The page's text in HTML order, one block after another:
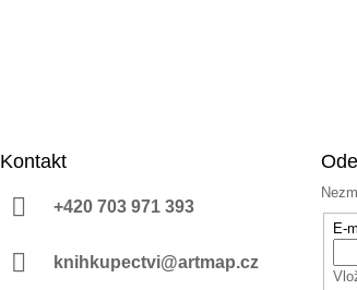
Kontakt
+420 703 971 393
knihkupectvi@artmap.cz
E-